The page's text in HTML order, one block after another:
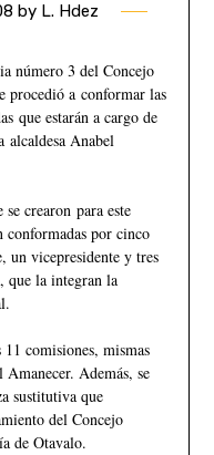
by L. Hdez
número 3 del Concejo
procedió a conformar las
que estarán a cargo de
alcaldesa Anabel
crearon para este
conformadas por cinco
un vicepresidente y tres
que la integran la
comisiones, mismas
Además, se
sustitutiva que
del Concejo
de Otavalo.